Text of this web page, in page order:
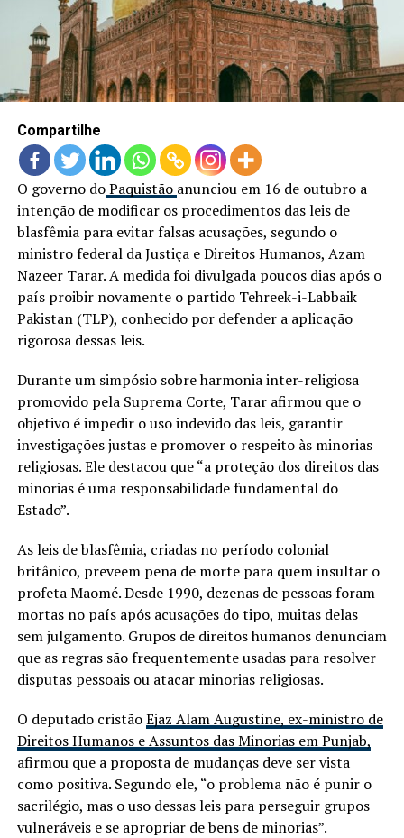
LANÇAMENTOS
Compartilhe
O governo doPaquistão anunciou em 16 de outubro a
intenção de modificar os procedimentos das leis de
blasfêmia para evitar falsas acusações, segundo o
ministro federal da Justiça e Direitos Humanos, Azam
Nazeer Tarar. A medida foi divulgada poucos dias após o
país proibir novamente o partido Tehreek-i-Labbaik
Pakistan (TLP), conhecido por defender a aplicação
rigorosa dessas leis.
Durante um simpósio sobre harmonia inter-religiosa
promovido pela Suprema Corte, Tarar afirmou que o
objetivo é impedir o uso indevido das leis, garantir
investigações justas e promover o respeito às minorias
religiosas. Ele destacou que “a proteção dos direitos das
minorias é uma responsabilidade fundamental do
Estado”.
As leis de blasfêmia, criadas no período colonial
britânico, preveem pena de morte para quem insultar o
profeta Maomé. Desde 1990, dezenas de pessoas foram
mortas no país após acusações do tipo, muitas delas
sem julgamento. Grupos de direitos humanos denunciam
que as regras são frequentemente usadas para resolver
disputas pessoais ou atacar minorias religiosas.
O deputado cristãoEjaz Alam Augustine, ex-ministro de
Direitos Humanos e Assuntos das Minorias em Punjab,
afirmou que a proposta de mudanças deve ser vista
como positiva. Segundo ele, “o problema não é punir o
sacrilégio, mas o uso dessas leis para perseguir grupos
vulneráveis e se apropriar de bens de minorias”.